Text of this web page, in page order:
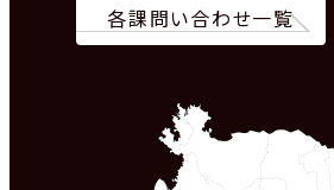
各課問い合わせ一覧